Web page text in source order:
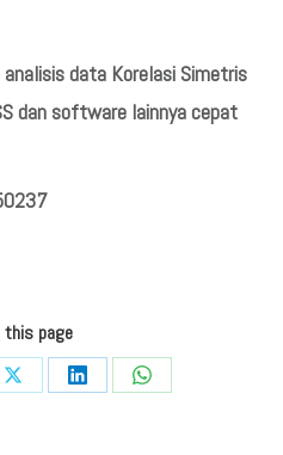
data Korelasi Simetris
dan software lainnya cepat
this page
Share
Share
Share